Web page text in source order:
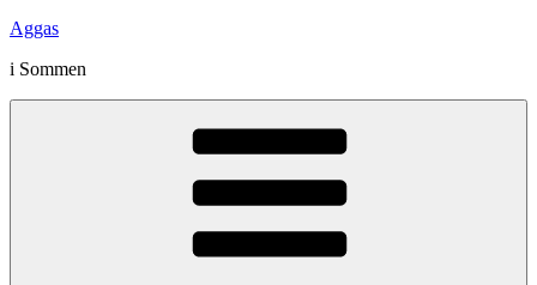
Aggas
i Sommen